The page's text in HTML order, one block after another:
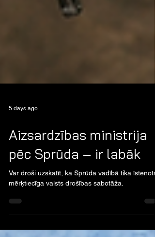
5 days ago
Aizsardzības ministrija
pēc Sprūda – ir labāk
Var droši uzskatīt, ka Sprūda vadībā tika īstenota